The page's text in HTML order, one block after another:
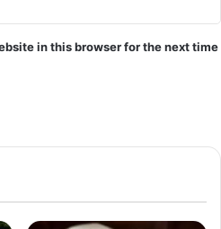
in this browser for the next time